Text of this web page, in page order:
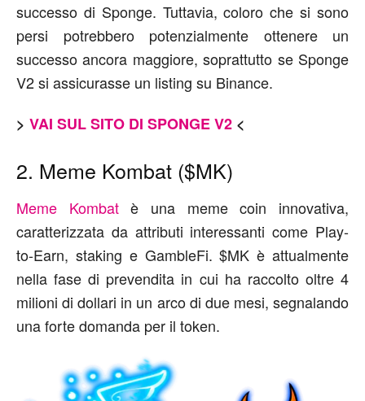
successo di Sponge. Tuttavia, coloro che si sono
persi potrebbero potenzialmente ottenere un
successo ancora maggiore, soprattutto se Sponge
V2 si assicurasse un listing su Binance.
> VAI SUL SITO DI SPONGE V2 <
2. Meme Kombat ($MK)
Meme Kombatè una meme coin innovativa,
caratterizzata da attributi interessanti come Play-
to-Earn, staking e GambleFi. $MK è attualmente
nella fase di prevendita in cui ha raccolto oltre 4
milioni di dollari in un arco di due mesi, segnalando
una forte domanda per il token.